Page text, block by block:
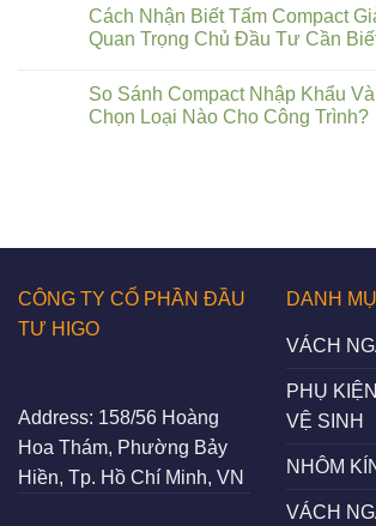
Cách Nhận Biết Tấm Compact
Quan Trọng Chủ Đầu Tư Cần
So Sánh Compact Nhập Khẩu
Chọn Loại Nào Cho Công Trình?
CÔNG TY CỔ PHẦN ĐẦU
TƯ HIGO
Address: 158/56 Hoàng
Hoa Thám, Phường Bảy
Hiền, Tp. Hồ Chí Minh, VN
DANH
VÁCH
PHỤ
VỆ SINH
NHÔM
VÁCH